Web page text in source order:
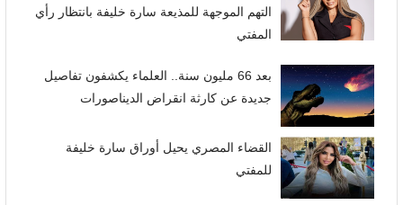
التهم الموجهة للمذيعة سارة خليفة بانتظار رأي
المفتي
بعد 66 مليون سنة.. العلماء يكشفون تفاصيل
جديدة عن كارثة انقراض الديناصورات
القضاء المصري يحيل أوراق سارة خليفة
للمفتي